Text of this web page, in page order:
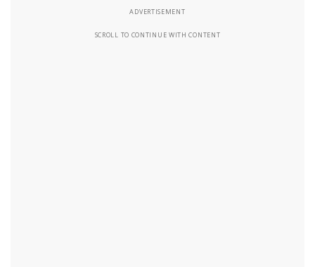
ADVERTISEMENT
SCROLL TO CONTINUE WITH CONTENT